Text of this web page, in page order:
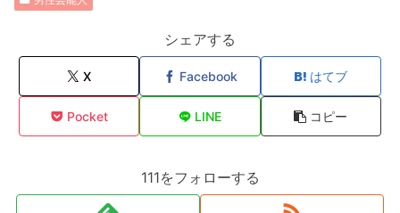
シェアする
X Facebook はてブ
Pocket LINE コピー
111をフォローする